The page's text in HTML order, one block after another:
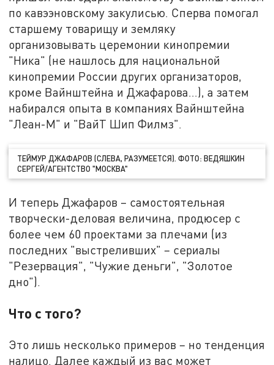
по кавээновскому закулисью. Сперва помогал
старшему товарищу и земляку
организовывать церемонии кинопремии
"Ника" (не нашлось для национальной
кинопремии России других организаторов,
кроме Вайнштейна и Джафарова…), а затем
набирался опыта в компаниях Вайнштейна
"Леан-М" и "ВайТ Шип Филмз".
ТЕЙМУР ДЖАФАРОВ (СЛЕВА, РАЗУМЕЕТСЯ). ФОТО: ВЕДЯШКИН
СЕРГЕЙ/АГЕНТСТВО "МОСКВА"
И теперь Джафаров – самостоятельная
творчески-деловая величина, продюсер с
более чем 60 проектами за плечами (из
последних "выстреливших" – сериалы
"Резервация", "Чужие деньги", "Золотое
дно").
Что с того?
Это лишь несколько примеров – но тенденция
налицо. Далее каждый из вас может